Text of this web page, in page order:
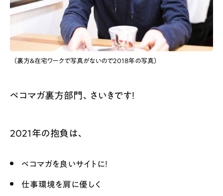
（裏方＆在宅ワークで写真がないので2018年の写真）
ペコマガ裏方部門、さいきです！
2021年の抱負は、
ペコマガを良いサイトに！
仕事環境を肩に優しく